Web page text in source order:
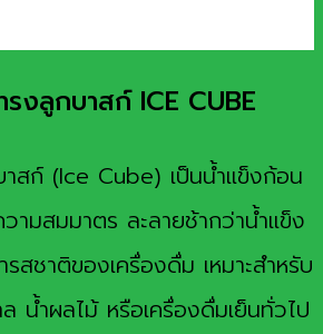
งลูกบาสก์ ICE CUBE
สก์ (Ice Cube) เป็นน้ำแข็งก้อน
ามสมมาตร ละลายช้ากว่าน้ำแข็ง
สชาติของเครื่องดื่ม เหมาะสำหรับ
น้ำผลไม้ หรือเครื่องดื่มเย็นทั่วไป